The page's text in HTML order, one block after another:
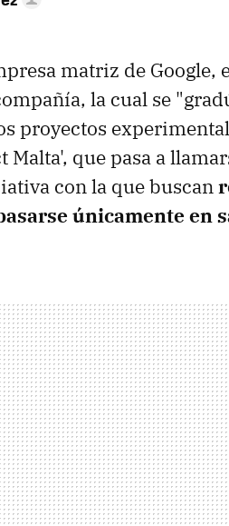
matriz de Google,
la cual se
proyectos
Malta', que pasa a
con la que buscan
únicamente en